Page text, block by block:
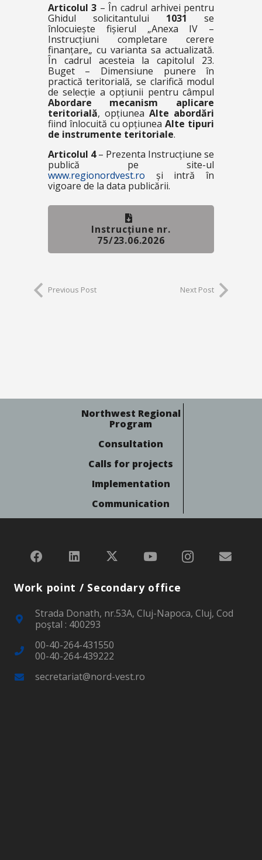
Articolul 3 – În cadrul arhivei pentru
Ghidul solicitantului 1031se
înlocuiește fișierul „Anexa IV –
Instrucțiuni completare cerere
finanțare„ cu varianta sa actualizată.
În cadrul acesteia la capitolul 23.
Buget – Dimensiune punere în
practică teritorială, se clarifică modul
de selecție a opțiunii pentru câmpul
Abordare mecanism aplicare
teritorială, opțiuneaAlte abordări
fiind înlocuită cu opțiuneaAlte tipuri
de instrumente teritoriale.
Articolul 4– Prezenta Instrucțiune se
publică pe site-ul
www.regionordvest.ro și intră în
vigoare de la data publicării.
Instrucțiune nr.
75/23.06.2026
Previous Post Next Post
Northwest Regional
Program
Consultation
Calls for projects
Implementation
Communication
Work point / Secondary office
Strada Donath, nr.53A, Cluj-Napoca, Cluj, Cod
poştal : 400293
00-40-264-431550
00-40-264-439222
secretariat@nord-vest.ro